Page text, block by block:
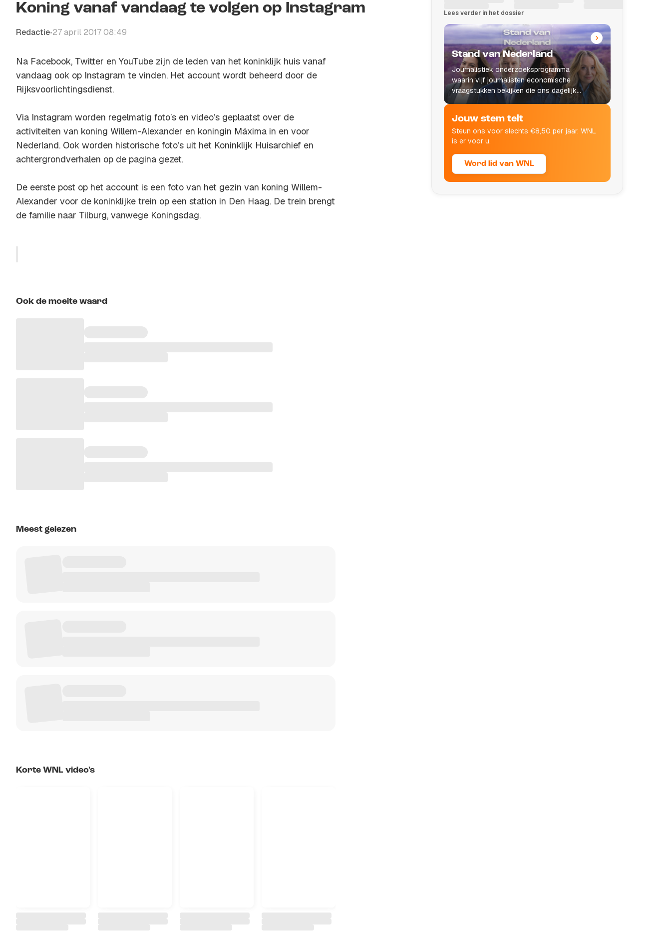
Koning vanaf vandaag te volgen op Instagram
Redactie•27 april 2017 08:49
Na Facebook, Twitter en YouTube zijn de leden van het koninklijk huis vanaf
vandaag ook op Instagram te vinden. Het account wordt beheerd door de
Rijksvoorlichtingsdienst.
Via Instagram worden regelmatig foto’s en video’s geplaatst over de
activiteiten van koning Willem-Alexander en koningin Máxima in en voor
Nederland. Ook worden historische foto’s uit het Koninklijk Huisarchief en
achtergrondverhalen op de pagina gezet.
De eerste post op het account is een foto van het gezin van koning Willem-
Alexander voor de koninklijke trein op een station in Den Haag. De trein brengt
de familie naar Tilburg, vanwege Koningsdag.
Ook de moeite waard
Meest gelezen
Korte WNL video's
Lees verder in het dossier
Stand van Nederland
Journalistiek onderzoeksprogramma
waarin vijf journalisten economische
vraagstukken bekijken die ons dagelijks
leven raken.
Jouw stem telt
Steun ons voor slechts €8,50 per jaar. WNL
is er voor u.
Word lid van WNL